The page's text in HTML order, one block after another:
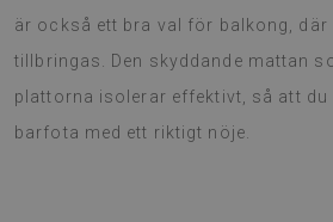
är också ett bra val för balkong,
tillbringas. Den skyddande mattan
plattorna isolerar effektivt, så att du
barfota med ett riktigt nöje.